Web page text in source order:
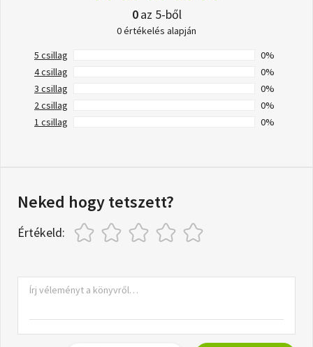
0az 5-ből
0 értékelés alapján
5 csillag
0%
4 csillag
0%
3 csillag
0%
2 csillag
0%
1 csillag
0%
Neked hogy tetszett?
Értékeld: